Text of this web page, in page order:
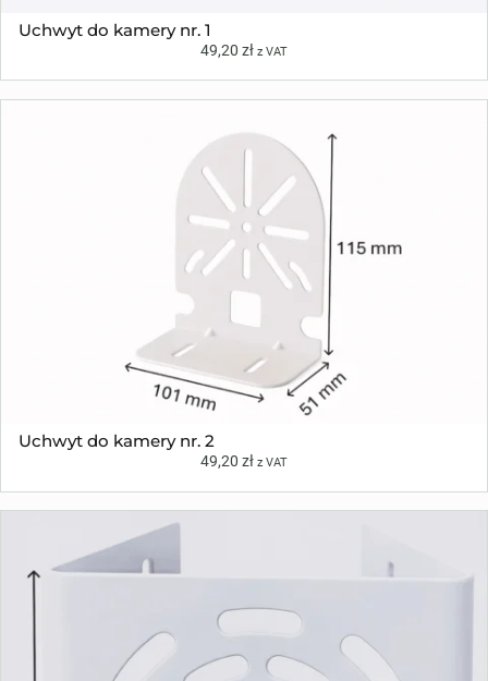
Uchwyt do kamery nr. 1
49,20 zł z VAT
Uchwyt do kamery nr. 2
49,20 zł z VAT